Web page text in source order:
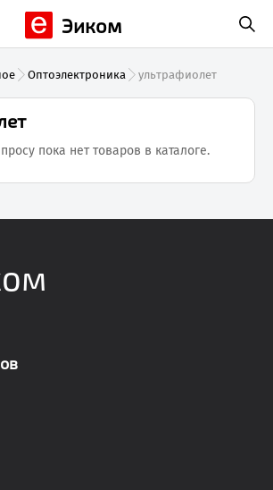
Эиком
Оптоэлектроника ультрафиолет
пока нет товаров в каталоге.